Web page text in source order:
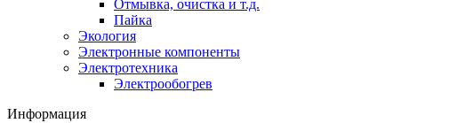
Отмывка, очистка и т.д.
Пайка
Экология
Электронные компоненты
Электротехника
Электрообогрев
Информация